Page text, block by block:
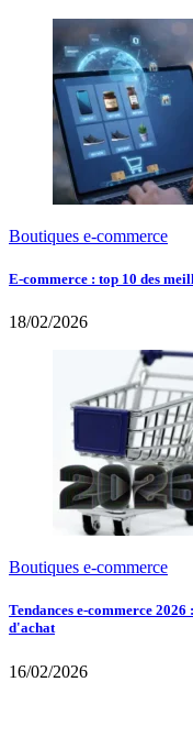
Boutiques e-commerce
E-commerce : top 10 des
18/02/2026
Boutiques e-commerce
Tendances e-commerce
d'achat
16/02/2026